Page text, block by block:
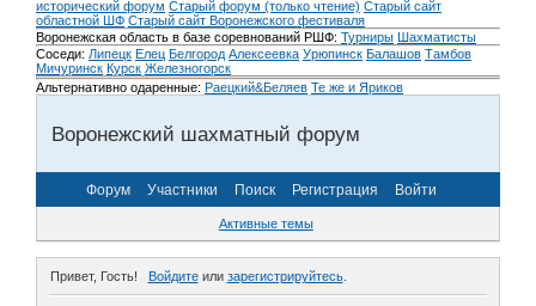
исторический форум Cтарый форум (только чтение) Старый сайт
областной ШФ Старый сайт Воронежского фестиваля
Воронежская область в базе соревнований РШФ: Турниры Шахматисты
Соседи: Липецк Елец Белгород Алексеевка Урюпинск Балашов Тамбов
Мичуринск Курск Железногорск
Альтернативно одаренные: Раецкий&Беляев Те же и Яриков
Воронежский шахматный форум
Форум Участники Поиск Регистрация Войти
Активные темы
Привет, Гость! Войдитеили зарегистрируйтесь.